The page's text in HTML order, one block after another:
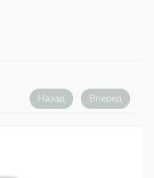
Назад Вперед